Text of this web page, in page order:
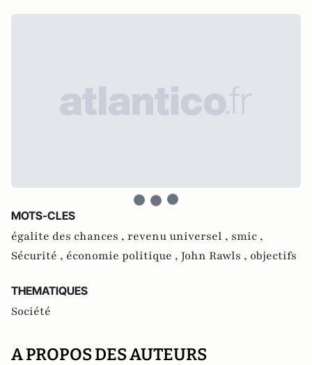
MOTS-CLES
égalite des chances , revenu universel , smic ,
Sécurité , économie politique , John Rawls , objectifs
THEMATIQUES
Société
A PROPOS DES AUTEURS